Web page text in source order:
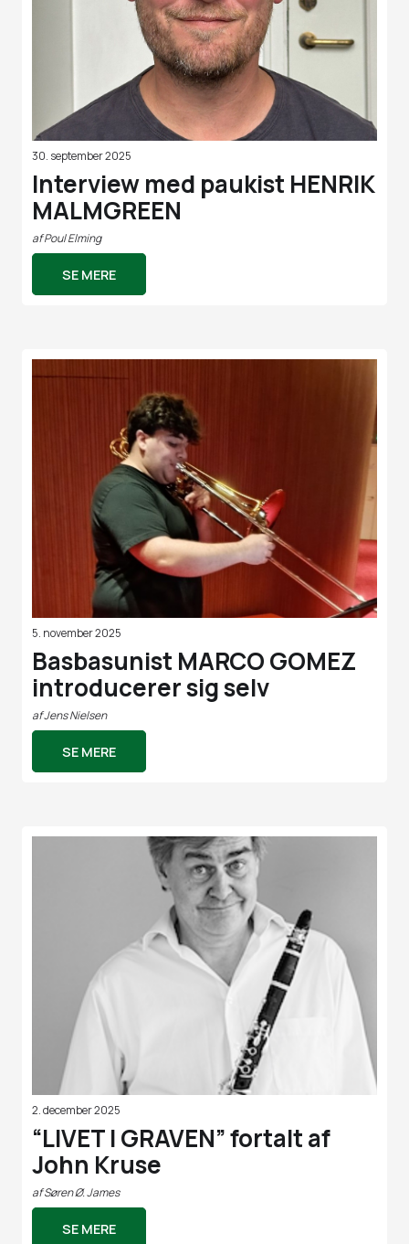
30. september 2025
Interview med paukist HENRIK
MALMGREEN
afPoul Elming
SE MERE
5. november 2025
Basbasunist MARCO GOMEZ
introducerer sig selv
afJens Nielsen
SE MERE
2. december 2025
“LIVET I GRAVEN” fortalt af
John Kruse
afSøren Ø. James
SE MERE